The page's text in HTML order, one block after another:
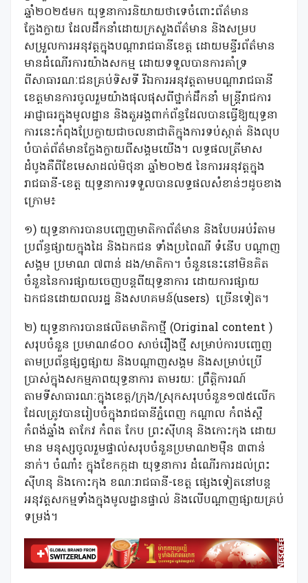
ឆ្នាំ២០២៥មក យុទ្ធនាការនិយាយថាទេចំពោះព័ត៌មាន
ក្លែងក្លាយ ដែលដឹកនាំដោយក្រសួងព័ត៌មាន និងសម្រប
សម្រួលការអនុវត្តក្នុងបណ្តារាជធានីខេត្ត ដោយមន្ទីរព័ត៌មាន
មានដំណើរការយ៉ាងសកម្ម ដោយទទួលបានការគាំទ្រ
ពីសាធារណៈជនគ្រប់ទិសទី រីឯការអនុវត្តតាមបណ្តារាជធានី
ខេត្តមានការចូលរួមយ៉ាងផុលផុសពីថ្នាក់ដឹកនាំ មន្ត្រីរាជការ
អាជ្ញាធរក្នុងមូលដ្ឋាន និងតួអង្គពាក់ព័ន្ធដែលបានធ្វើឱ្យយុទ្ធនា
ការនេះកំពុងប្រែក្លាយជាចលនាជាតិក្នុងការទប់ស្កាត់ និងលុប
បំបាត់ព័ត៌មានក្លែងក្លាយពីសង្គមយើង។ លទ្ធផលត្រីមាស
ដំបូងគឺពីខែមេសាដល់មិថុនា ឆ្នាំ២០២៥ នៃការអនុវត្តក្នុង
រាជធានី-ខេត្ត យុទ្ធនាការទទួលបានលទ្ធផលសំខាន់ៗដូចខាង
ក្រោម៖
១) យុទ្ធនាការបានបញ្ចេញមាតិកាព័ត៌មាន និងបែបអប់រំតាម
ប្រព័ន្ធផ្សាយក្នុងដៃ និងឯកជន ទាំងប្រពៃណី ទំនើប បណ្តាញ
សង្គម ប្រមាណ ៧ពាន់ ដង/មាតិកា។ ចំនួននេះនៅមិនគិត
ចំនួននៃការផ្សាយចេញបន្តពីយុទ្ធនាការ ដោយការផ្សាយ
ឯកជនដោយពលរដ្ឋ និងសហគមន៍(users) ច្រើនទៀត។
២) យុទ្ធនាការបានផលិតមាតិកាថ្មី (Original content )
សរុបចំនួន ប្រមាណ៨០០ សាច់រឿងថ្មី សម្រាប់ការបញ្ចេញ
តាមប្រព័ន្ធផ្សព្វផ្សាយ និងបណ្តាញសង្គម និងសម្រាប់ប្រើ
ប្រាស់ក្នុងសកម្មភាពយុទ្ធនាការ តាមរយៈ ព្រឹត្តិការណ៍
តាមទីសាធារណៈក្នុងខេត្ត/ក្រុង/ស្រុកសរុបចំនួន១៧៥លើក
ដែលត្រូវបានរៀបចំក្នុងរាជធានីភ្នំពេញ កណ្តាល កំពង់ស្ពឺ
កំពង់ឆ្នាំង តាកែវ កំពត កែប ព្រះស៊ីហនុ និងកោះកុង ដោយ
មាន មនុស្សចូលរួមផ្ទាល់សរុបចំនួនប្រមាណ២មុឺន ៣ពាន់
នាក់។ ចំណាំ៖ ក្នុងខែកក្កដា យុទ្ធនាការ ដំណើរការដល់ព្រះ
ស៊ីហនុ និងកោះកុង ខណៈរាជធានី-ខេត្ត ផ្សេងទៀតនៅបន្ត
អនុវត្តសកម្មទាំងក្នុងមូលដ្ឋានផ្ទាល់ និងលើបណ្តាញផ្សាយគ្រប់
ទម្រង់។